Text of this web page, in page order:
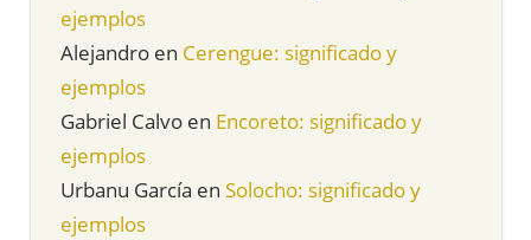
ejemplos
Alejandro en Cerengue: significado y
ejemplos
Gabriel Calvo en Encoreto: significado y
ejemplos
Urbanu García en Solocho: significado y
ejemplos